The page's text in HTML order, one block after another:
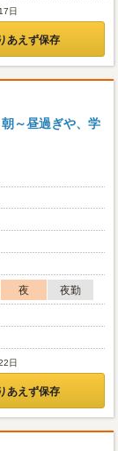
日
あえず保存
～昼過ぎや、学
夜
夜勤
日
あえず保存